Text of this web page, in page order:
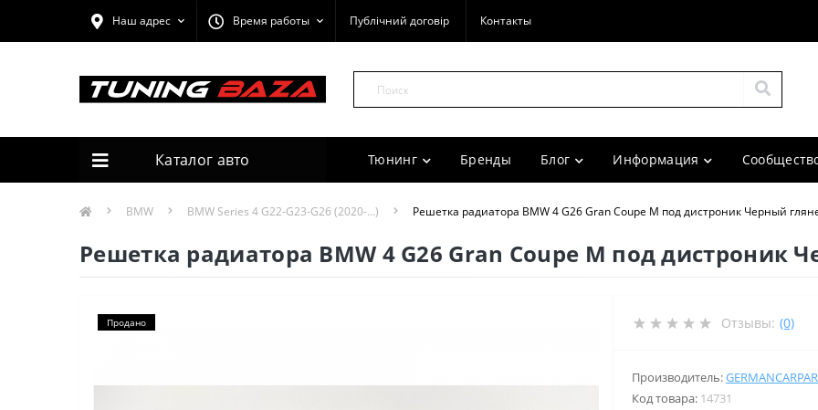
Наш адрес Время работы Публічний договір Контакты
Каталог авто Тюнинг Бренды Блог Информация
BMW BMW Series 4 G22-G23-G26 (2020-...) Решетка радиатора BMW 4 G26 Gran Coupe M под дистроник Черный
Решетка радиатора BMW 4 G26 Gran Coupe M под дистроник
Продано Отзывы: (0)
Производитель:
Код товара: 14731